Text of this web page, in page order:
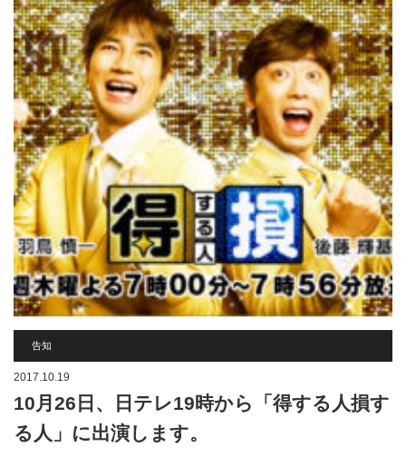
告知
2017.10.19
10月26日、日テレ19時から「得する人損す
る人」に出演します。